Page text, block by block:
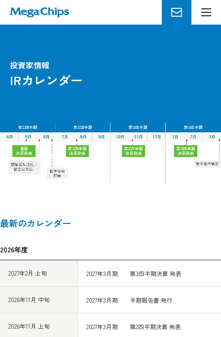
メ
ニ
投資家情報
IRカレンダー
最新のカレンダー
2026年度
2027年2月 上旬 2027年3月期 第3四半期決算 発表
2026年11月 中旬 2027年3月期 半期報告書 発行
2026年11月 上旬 2027年3月期 第2四半期決算 発表